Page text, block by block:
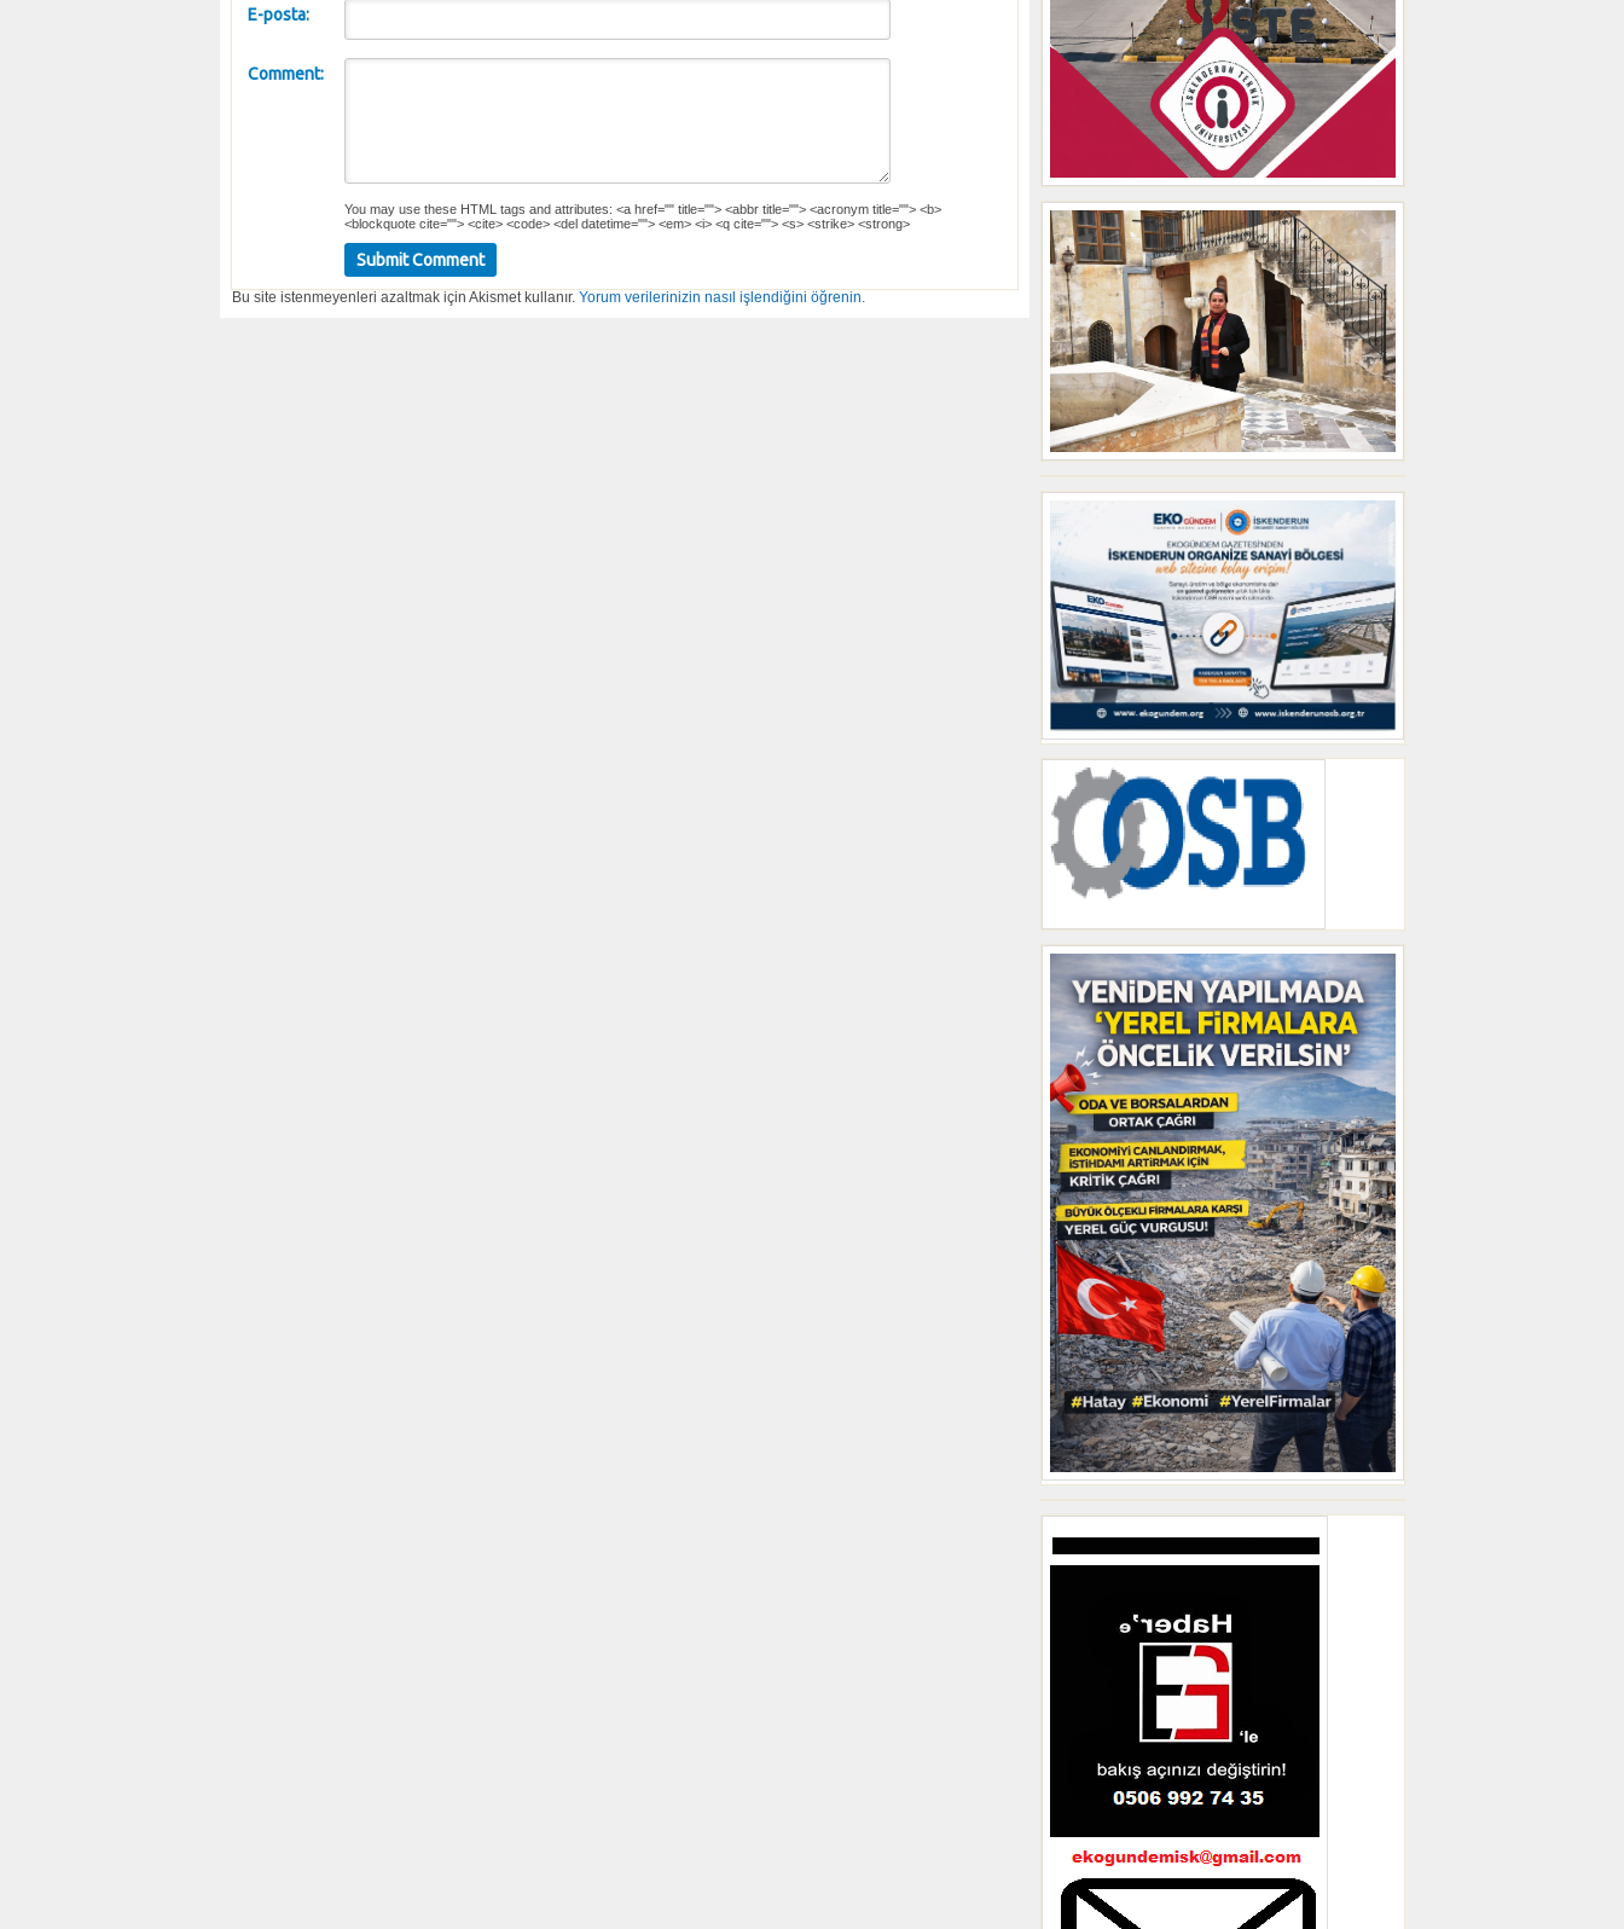
E-posta:
Comment:
You may use these HTML tags and attributes: <a href="" title=""> <abbr title=""> <acronym title=""> <b>
<blockquote cite=""> <cite> <code> <del datetime=""> <em> <i> <q cite=""> <s> <strike> <strong>
Bu site istenmeyenleri azaltmak için Akismet kullanır. Yorum verilerinizin nasıl işlendiğini öğrenin.